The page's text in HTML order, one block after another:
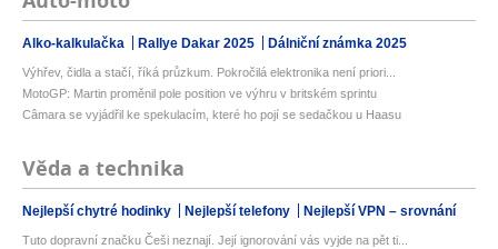
Alko-kalkulačka Rallye Dakar 2025 Dálniční známka 2025
Výhřev, čidla a stačí, říká průzkum. Pokročilá elektronika není priori...
MotoGP: Martin proměnil pole position ve výhru v britském sprintu
Câmara se vyjádřil ke spekulacím, které ho pojí se sedačkou u Haasu
Věda a technika
Nejlepší chytré hodinky Nejlepší telefony Nejlepší VPN – srovnání
Tuto dopravní značku Češi neznají. Její ignorování vás vyjde na pět ti...